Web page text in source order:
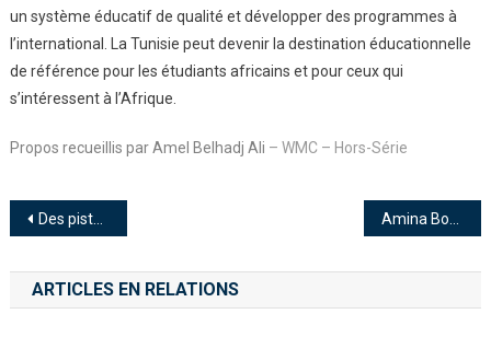
un système éducatif de qualité et développer des programmes à
l’international. La Tunisie peut devenir la destination éducationnelle
de référence pour les étudiants africains et pour ceux qui
s’intéressent à l’Afrique.
Propos recueillis par Amel Belhadj Ali – WMC – Hors-Série
Des pistes pour améliorer la qualité de l’enseignement
ARTICLES EN RELATIONS